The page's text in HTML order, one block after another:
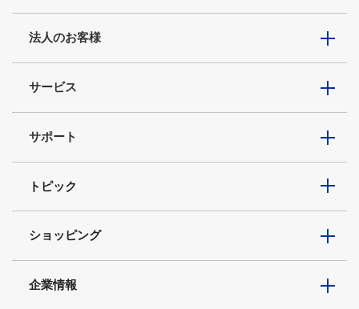
法人のお客様
サービス
サポート
トピック
ショッピング
企業情報